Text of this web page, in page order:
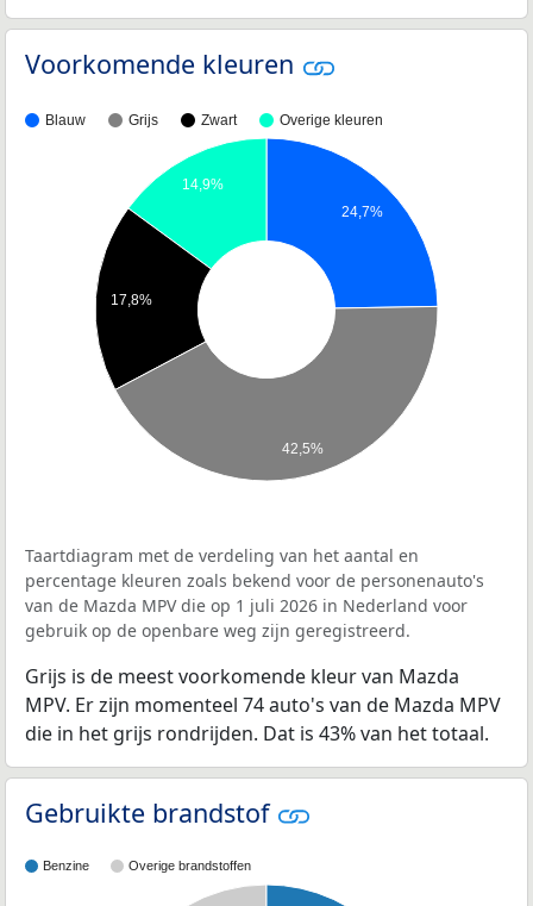
Voorkomende kleuren
Blauw Grijs Zwart Overige kleuren
24,7%
14,9%
17,8%
42,5%
Taartdiagram met de verdeling van het aantal en
percentage kleuren zoals bekend voor de personenauto's
van de Mazda MPV die op 1 juli 2026 in Nederland voor
gebruik op de openbare weg zijn geregistreerd.
Grijs is de meest voorkomende kleur van Mazda
MPV. Er zijn momenteel 74 auto's van de Mazda MPV
die in het grijs rondrijden. Dat is 43% van het totaal.
Gebruikte brandstof
Benzine Overige brandstoffen